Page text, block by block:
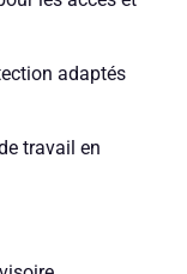
adaptés
travail en